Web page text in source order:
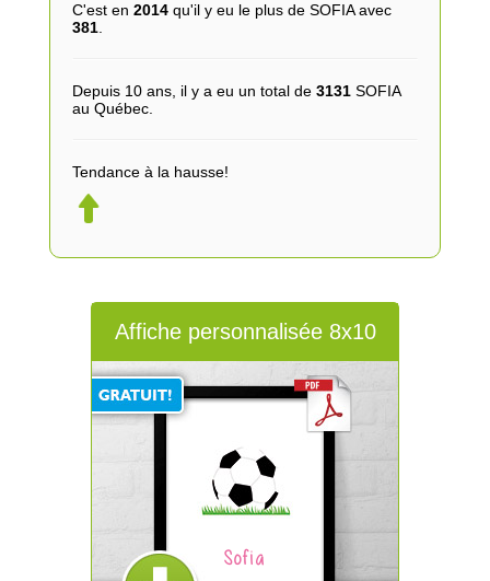
C'est en 2014qu'il y eu le plus de SOFIA avec
381.
Depuis 10 ans, il y a eu un total de 3131SOFIA
au Québec.
Tendance à la hausse!
Affiche personnalisée 8x10
Sofia